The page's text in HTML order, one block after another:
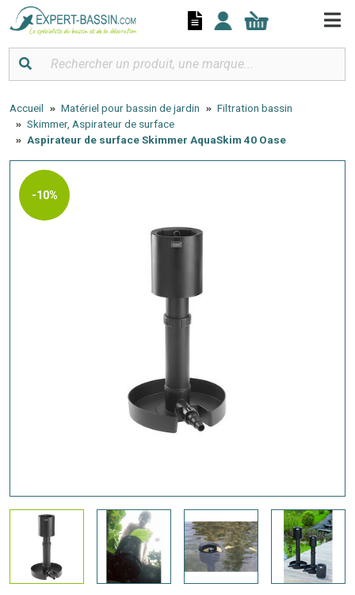
Accueil Matériel pour bassin de jardin
Filtration bassin
Skimmer, Aspirateur de surface
Aspirateur de surface Skimmer AquaSkim 40 Oase
-10%
Panneau de gestion des cookies